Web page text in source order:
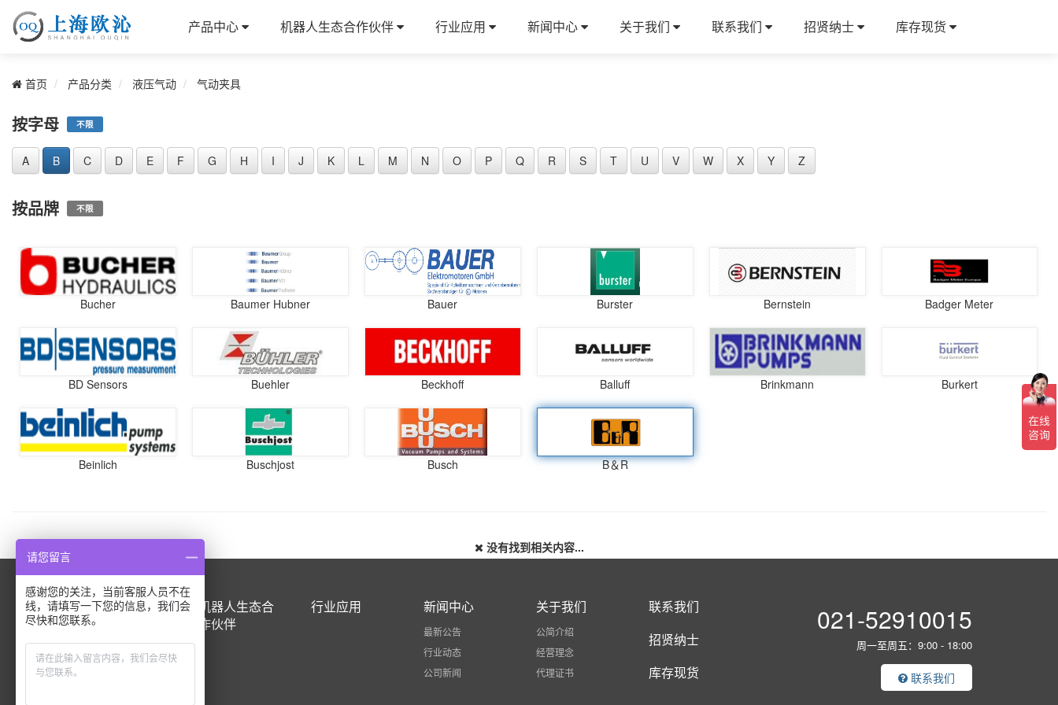
产品中心 机器人生态合作伙伴 行业应用 新闻中心 关于我们 联系我们 招贤纳士 库存现货
首页 产品分类 液压气动 气动夹具
按字母 不限
A B C D E F G H I J K L M N O P Q R S T U V W X Y Z
按品牌 不限
Bucher Baumer Hubner Bauer Burster Bernstein Badger Meter
BD Sensors Buehler Beckhoff Balluff Brinkmann Burkert
Beinlich Buschjost Busch B＆R
没有找到相关内容...
产品中心
G H I K L M
机器人生态合
作伙伴
行业应用 新闻中心
最新公告
行业动态
公司新闻
关于我们
公简介绍
经营理念
代理证书
联系我们
招贤纳士
库存现货
021-52910015
周一至周五：9:00 - 18:00
联系我们
请您留言
感谢您的关注，当前客服人员不在
线，请填写一下您的信息，我们会
尽快和您联系。